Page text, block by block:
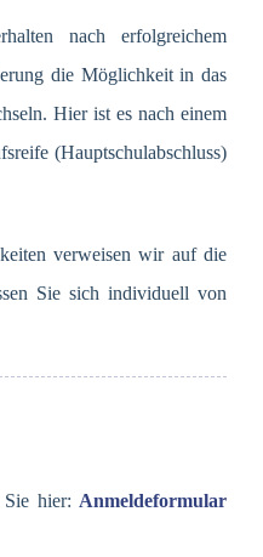
nach erfolgreichem
die Möglichkeit in das
Hier ist es nach einem
(Hauptschulabschluss)
verweisen wir auf die
Sie sich individuell von
hier: Anmeldeformular